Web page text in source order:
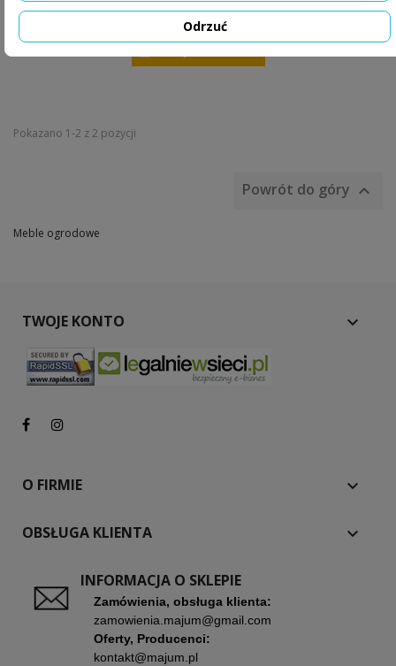
1 949,90 zł
Pokazano 1-2 z 2 pozycji
Powrót do góry 
Meble ogrodowe
TWOJE KONTO 
O FIRMIE 
OBSŁUGA KLIENTA 
INFORMACJA O SKLEPIE
Zamówienia, obsługa klienta:
zamowienia.majum@gmail.com
Oferty, Producenci:
kontakt@majum.pl
Odrzuć